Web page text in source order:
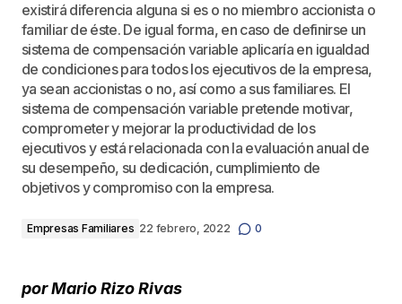
existirá diferencia alguna si es o no miembro accionista o
familiar de éste. De igual forma, en caso de definirse un
sistema de compensación variable aplicaría en igualdad
de condiciones para todos los ejecutivos de la empresa,
ya sean accionistas o no, así como a sus familiares. El
sistema de compensación variable pretende motivar,
comprometer y mejorar la productividad de los
ejecutivos y está relacionada con la evaluación anual de
su desempeño, su dedicación, cumplimiento de
objetivos y compromiso con la empresa.
Empresas Familiares 22 febrero, 2022 0
porMario Rizo Rivas